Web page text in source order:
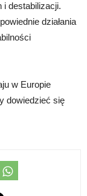
i destabilizacji.
działania
w Europie
dowiedzieć się